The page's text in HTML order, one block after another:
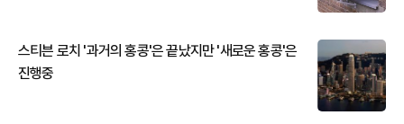
스티븐 로치 '과거의 홍콩'은 끝났지만 '새로운 홍콩'은
진행중